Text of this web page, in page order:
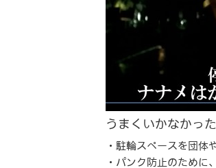
うまくいかなかっ
・駐輪スペースを団体
・パンク防止のために